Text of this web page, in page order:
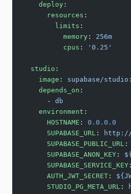
    deploy
:
      resources
:
        limits
:
          memory
: 256m
          cpus
: '0.25'
  studio
:
    image
: supabase/
    depends_on
:
      -
db
    environment
:
      HOSTNAME
: 0.0.0.0
      SUPABASE_URL
:
http://
      SUPABASE_PUBLIC_URL
:
      SUPABASE_ANON_KEY
:
      SUPABASE_SERVICE_KEY
      AUTH_JWT_SECRET
:
      STUDIO_PG_META_URL
: